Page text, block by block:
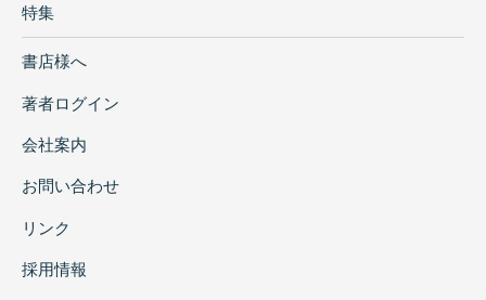
特集
書店様へ
著者ログイン
会社案内
お問い合わせ
リンク
採用情報